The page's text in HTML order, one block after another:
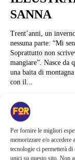
Per fornire le migliori
memorizzare e/o
tecnologie ci permetterà
unici su questo sito. Non
SANNA
Trent’anni, un
nessuna parte: “Mi
Soprattutto non
mangiare”. Nasce da
una baita di
con il...
Alessandra Chiaradia